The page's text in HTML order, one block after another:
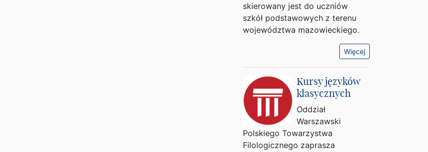
skierowany jest do uczniów
szkół podstawowych z terenu
województwa mazowieckiego.
Więcej
Kursy języków
klasycznych
Oddział
Warszawski
Polskiego Towarzystwa
Filologicznego zaprasza